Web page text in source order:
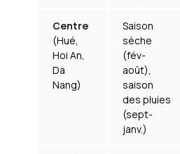
Centre
(Hué,
Hoi An,
Da
Nang)
Saison
sèche
(fév-
août),
saison
des pluies
(sept-
janv.)